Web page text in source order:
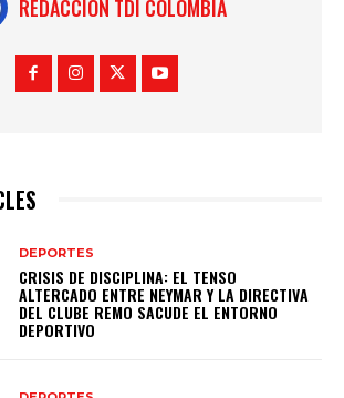
REDACCION TDI COLOMBIA
DEPORTES
CRISIS DE DISCIPLINA: EL TENSO
ALTERCADO ENTRE NEYMAR Y LA DIRECTIVA
DEL CLUBE REMO SACUDE EL ENTORNO
DEPORTIVO